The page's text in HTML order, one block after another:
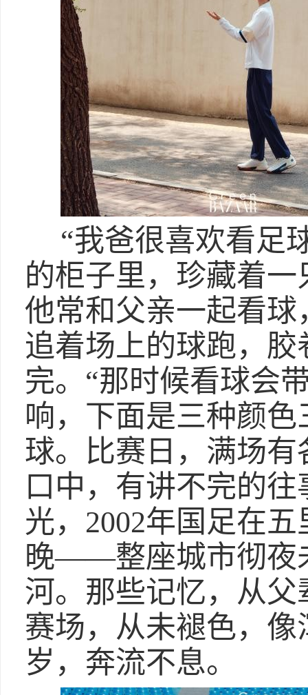
“我爸很喜欢看足
的柜子里，珍藏着
他常和父亲一起看
追着场上的球跑，
完。“那时候看球会
响，下面是三种颜
球。比赛日，满场
口中，有讲不完的
光，2002年国足在
晚——整座城市彻夜
河。那些记忆，从
赛场，从未褪色，
岁，奔流不息。